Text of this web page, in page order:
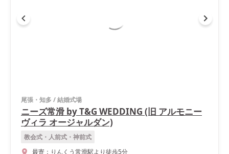
尾張・知多 /結婚式場
ニーズ常滑 by T&G WEDDING (旧 アルモニー
ヴィラ オージャルダン)
教会式・人前式・神前式
最寄： りんくう常滑駅より徒歩5分